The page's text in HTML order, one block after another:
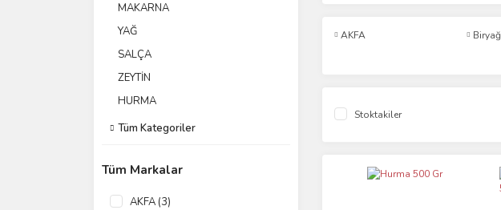
MAKARNA
YAĞ
SALÇA
ZEYTİN
HURMA
Tüm Kategoriler
Tüm Markalar
AKFA (3)
AKFA Biryağ
Stoktakiler